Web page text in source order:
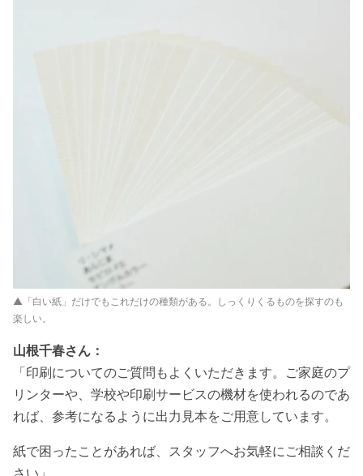
▲「白い紙」だけでもこれだけの種類がある。しっくりくるものを探すのも
楽しい。
山根千春さん：
「印刷についてのご質問もよくいただきます。ご家庭のプ
リンターや、学校や印刷サービスの機材を使われるのであ
れば、参考になるように出力見本をご用意しています。
紙で困ったことがあれば、スタッフへお気軽にご相談くだ
さい」